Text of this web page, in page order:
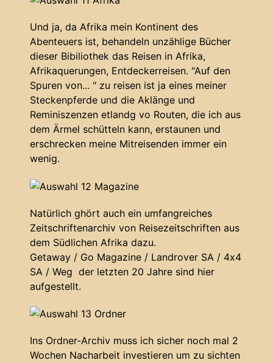
Und ja, da Afrika mein Kontinent des
Abenteuers ist, behandeln unzählige Bücher
dieser Bibiliothek das Reisen in Afrika,
Afrikaquerungen, Entdeckerreisen. "Auf den
Spuren von... " zu reisen ist ja eines meiner
Steckenpferde und die Aklänge und
Reminiszenzen etlandg vo Routen, die ich aus
dem Ärmel schütteln kann, erstaunen und
erschrecken meine Mitreisenden immer ein
wenig.
Natürlich ghört auch ein umfangreiches
Zeitschriftenarchiv von Reisezeitschriften aus
dem Südlichen Afrika dazu.
Getaway / Go Magazine / Landrover SA / 4x4
SA / Weg der letzten 20 Jahre sind hier
aufgestellt.
Ins Ordner-Archiv muss ich sicher noch mal 2
Wochen Nacharbeit investieren um zu sichten